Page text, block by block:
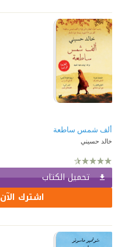
ألف شمس ساطعة
خالد حسيني
تحميل الكتاب
اشترك الآن